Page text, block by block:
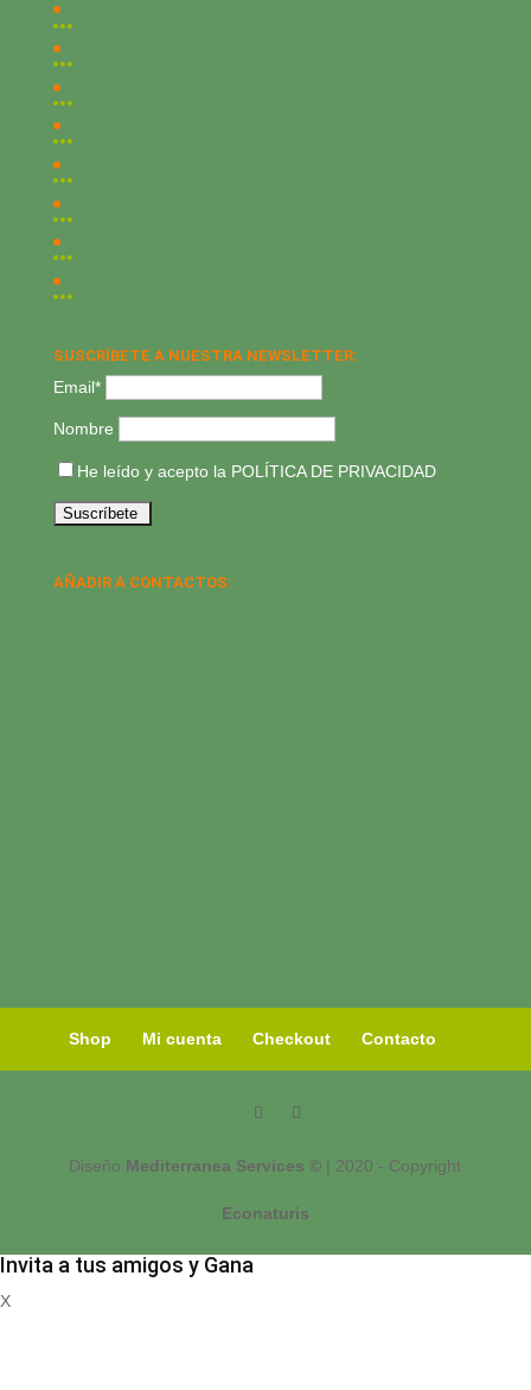
SUSCRÍBETE A NUESTRA NEWSLETTER:
Email*
Nombre
He leído y acepto la POLÍTICA DE PRIVACIDAD
AÑADIR A CONTACTOS:
Shop Mi cuenta Checkout Contacto
Diseño Mediterranea Services © | 2020 - Copyright
Econaturis
Invita a tus amigos y Gana
X